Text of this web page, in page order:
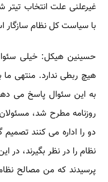
غیرعلنی علت انتخاب
با سیاست کل نظام سازگار
حسینین هیکل: خیلی
هیچ ربطی ندارد. منتهی
به این سئوال پاسخ می
روزنامه مطرح شد،
دو را اداره می کنند تصمیم
نظام را در نظر بگیرند، در
پرسیدند که من مصالح